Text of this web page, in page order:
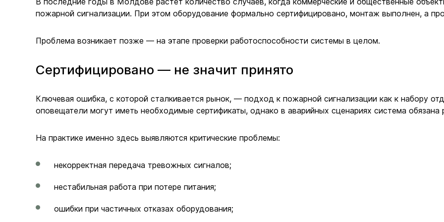
пожарной сигнализации. При этом оборудование формально сертифицировано, монтаж выполнен, а
Проблема возникает позже — на этапе проверки работоспособности системы в целом.
Сертифицировано — не значит принято
Ключевая ошибка, с которой сталкивается рынок, — подход к пожарной сигнализации как к набору
оповещатели могут иметь необходимые сертификаты, однако в аварийных сценариях система обязана
На практике именно здесь выявляются критические проблемы:
некорректная передача тревожных сигналов;
нестабильная работа при потере питания;
ошибки при частичных отказах оборудования;